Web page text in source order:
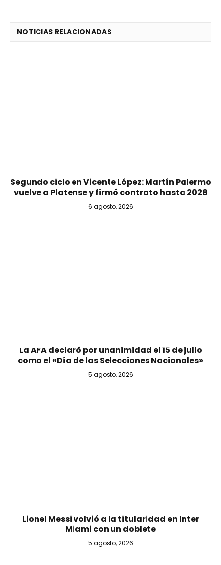
NOTICIAS RELACIONADAS
Segundo ciclo en Vicente López: Martín Palermo
vuelve a Platense y firmó contrato hasta 2028
6 agosto, 2026
La AFA declaró por unanimidad el 15 de julio
como el «Día de las Selecciones Nacionales»
5 agosto, 2026
Lionel Messi volvió a la titularidad en Inter
Miami con un doblete
5 agosto, 2026